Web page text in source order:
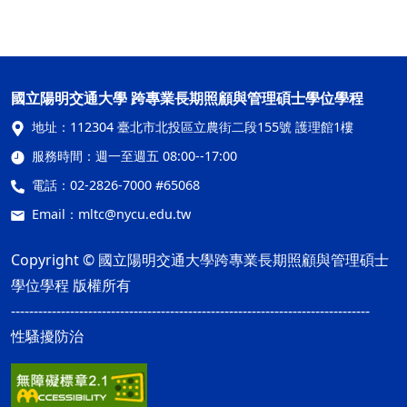
國立陽明交通大學 跨專業長期照顧與管理碩士學位學程
地址： 112304 臺北市北投區立農街二段155號 護理館1樓
服務時間： 週一至週五 08:00--17:00
電話： 02-2826-7000 #65068
Email： mltc@nycu.edu.tw
Copyright © 國立陽明交通大學跨專業長期照顧與管理碩士
學位學程 版權所有
-------------------------------------------------------------------------------
性騷擾防治